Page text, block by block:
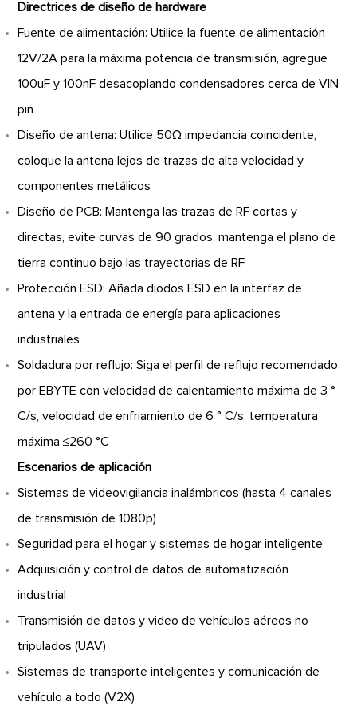
Directrices de diseño de hardware
Fuente de alimentación: Utilice la fuente de alimentación
12V/2A para la máxima potencia de transmisión, agregue
100uF y 100nF desacoplando condensadores cerca de VIN
pin
Diseño de antena: Utilice 50Ω impedancia coincidente,
coloque la antena lejos de trazas de alta velocidad y
componentes metálicos
Diseño de PCB: Mantenga las trazas de RF cortas y
directas, evite curvas de 90 grados, mantenga el plano de
tierra continuo bajo las trayectorias de RF
Protección ESD: Añada diodos ESD en la interfaz de
antena y la entrada de energía para aplicaciones
industriales
Soldadura por reflujo: Siga el perfil de reflujo recomendado
por EBYTE con velocidad de calentamiento máxima de 3 °
C/s, velocidad de enfriamiento de 6 ° C/s, temperatura
máxima ≤260 °C
Escenarios de aplicación
Sistemas de videovigilancia inalámbricos (hasta 4 canales
de transmisión de 1080p)
Seguridad para el hogar y sistemas de hogar inteligente
Adquisición y control de datos de automatización
industrial
Transmisión de datos y video de vehículos aéreos no
tripulados (UAV)
Sistemas de transporte inteligentes y comunicación de
vehículo a todo (V2X)